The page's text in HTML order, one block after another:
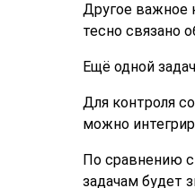
Другое важное
тесно связано
Ещё одной
Для контроля
можно
По сравнению
задачам будет